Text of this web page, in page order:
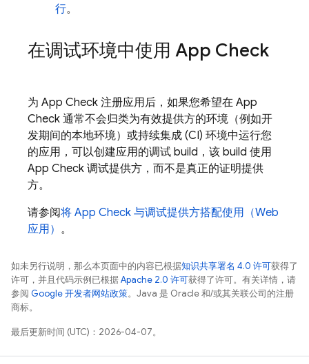
行。
在调试环境中使用 App Check
为 App Check 注册应用后，如果您希望在 App
Check 通常不会归类为有效提供方的环境（例如开
发期间的本地环境）或持续集成 (CI) 环境中运行您
的应用，可以创建应用的调试 build，该 build 使用
App Check 调试提供方，而不是真正的证明提供
方。
请参阅将 App Check 与调试提供方搭配使用（Web
应用） 。
如未另行说明，那么本页面中的内容已根据知识共享署名 4.0 许可获得了
许可，并且代码示例已根据Apache 2.0 许可获得了许可。有关详情，请
参阅 Google 开发者网站政策。Java 是 Oracle 和/或其关联公司的注册
商标。
最后更新时间 (UTC)：2026-04-07。